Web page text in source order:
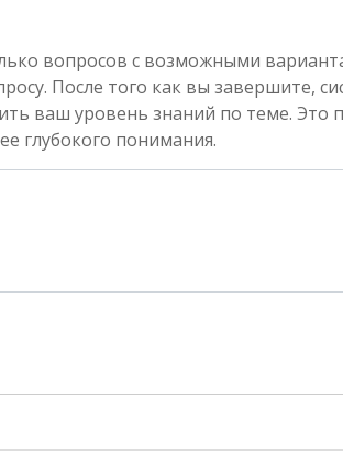
вопросов с возможными
После того как вы завершите,
ваш уровень знаний по теме. Это
глубокого понимания.